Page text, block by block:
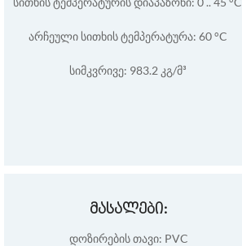
არჩეული სითხის ტემპერატურა: 60 °C
სიმკვრივე: 983.2 კგ/მ³
მასალები:
დოზირების თავი: PVC